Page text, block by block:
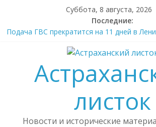
content
Суббота, 8 августа, 2026
Последние:
Подача ГВС прекратится на 11 дней в
Астраханцев призвали не разводить
В Астрахани восстановлены трудовые
несовершеннолетней
Астраханцы Трусовского района
водоснабжение и лекарства
В Астрахани на школе № 32 открыли
Защитник»
листок
Новости и исторические